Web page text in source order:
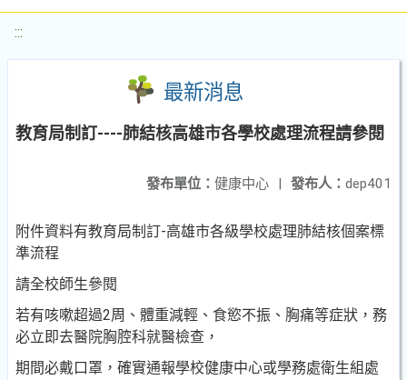
:::
最新消息
教育局制訂----肺結核高雄市各學校處理流程請參閱
發布人： dep401
發布單位： 健康中心 |
附件資料有教育局制訂-高雄市各級學校處理肺結核個案標
準流程
請全校師生參閱
若有咳嗽超過2周、體重減輕、食慾不振、胸痛等症狀，務
必立即去醫院胸腔科就醫檢查，
期間必戴口罩，確實通報學校健康中心或學務處衛生組處